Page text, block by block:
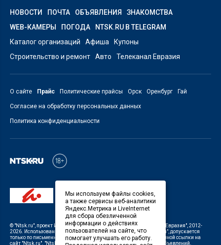
НОВОСТИ ПОЧТА ОБЪЯВЛЕНИЯ
ЗНАКОМСТВА
WEB-КАМЕРЫ
ПОГОДА
NTSK.RU В TELEGRAM
Каталог организаций
Афиша
Купоны
Строительство и ремонт
Авто Телеканал Евразия
О сайте Прайс Политические прайсы Орск Оренбург Гай
Согласие на обработку персональных данных
Политика конфиденциальности
© "Ntsk.ru" , проект ИП Савин В.В. Служба информации: ООО "ТРК "Евразия" , 2012-
2026. Использование материалов, размещенных на сайте
"Ntsk.ru" , допускается
только по письменному разрешению Редакции с указанием активной ссылки на
сайт "Ntsk.ru" "Ntsk.ru" не несет ответственности за содержание объявлений,
Мы используем файлы cookies,
а также сервисы веб-аналитики
Яндекс.Метрика и LiveInternet
для сбора обезличенной
информации о действиях
пользователей на сайте, что
помогает улучшать его работу.